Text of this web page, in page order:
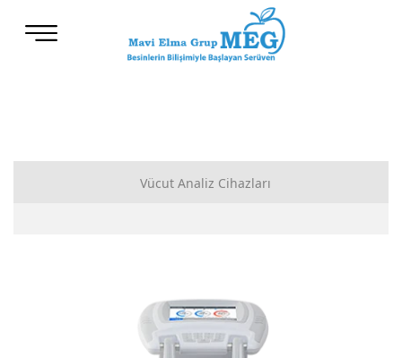
Vücut Analiz Cihazları
FitMao Vücut Analiz Cihazları